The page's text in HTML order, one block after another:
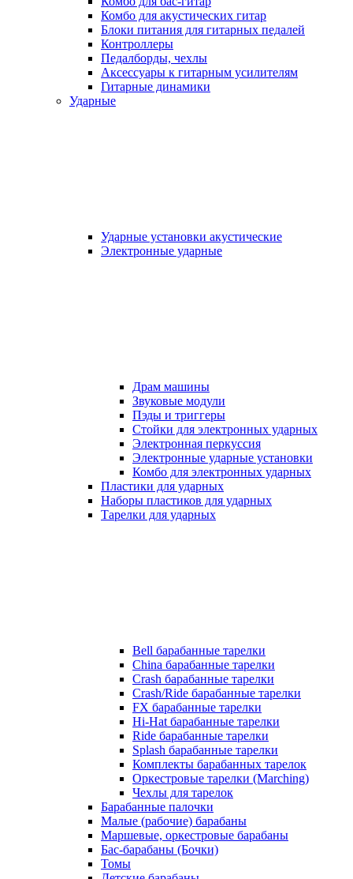
Комбо для акустических гитар
Блоки питания для гитарных педалей
Контроллеры
Педалборды, чехлы
Аксеcсуары к гитарным усилителям
Гитарные динамики
Ударные
Ударные установки акустические
Электронные ударные
Драм машины
Звуковые модули
Пэды и триггеры
Стойки для электронных ударных
Электронная перкуссия
Электронные ударные установки
Комбо для электронных ударных
Пластики для ударных
Наборы пластиков для ударных
Тарелки для ударных
Bell барабанные тарелки
China барабанные тарелки
Crash барабанные тарелки
Crash/Ride барабанные тарелки
FX барабанные тарелки
Hi-Hat барабанные тарелки
Ride барабанные тарелки
Splash барабанные тарелки
Комплекты барабанных тарелок
Оркестровые тарелки (Marching)
Чехлы для тарелок
Барабанные палочки
Малые (рабочие) барабаны
Маршевые, оркестровые барабаны
Бас-барабаны (Бочки)
Томы